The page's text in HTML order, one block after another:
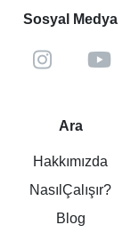
Sosyal Medya
Ara
Hakkımızda
NasılÇalışır?
Blog